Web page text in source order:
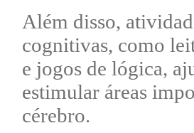
Além disso,
cognitivas, como
e jogos de lógica,
estimular áreas
cérebro.